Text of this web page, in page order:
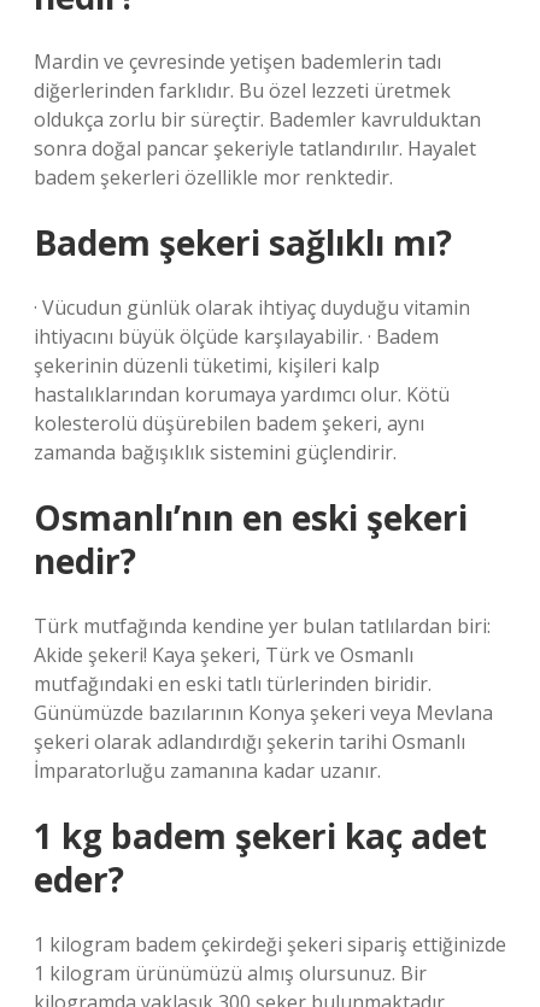
Mardin ve çevresinde yetişen bademlerin tadı
diğerlerinden farklıdır. Bu özel lezzeti üretmek
oldukça zorlu bir süreçtir. Bademler kavrulduktan
sonra doğal pancar şekeriyle tatlandırılır. Hayalet
badem şekerleri özellikle mor renktedir.
Badem şekeri sağlıklı mı?
· Vücudun günlük olarak ihtiyaç duyduğu vitamin
ihtiyacını büyük ölçüde karşılayabilir. · Badem
şekerinin düzenli tüketimi, kişileri kalp
hastalıklarından korumaya yardımcı olur. Kötü
kolesterolü düşürebilen badem şekeri, aynı
zamanda bağışıklık sistemini güçlendirir.
Osmanlı’nın en eski şekeri
nedir?
Türk mutfağında kendine yer bulan tatlılardan biri:
Akide şekeri! Kaya şekeri, Türk ve Osmanlı
mutfağındaki en eski tatlı türlerinden biridir.
Günümüzde bazılarının Konya şekeri veya Mevlana
şekeri olarak adlandırdığı şekerin tarihi Osmanlı
İmparatorluğu zamanına kadar uzanır.
1 kg badem şekeri kaç adet
eder?
1 kilogram badem çekirdeği şekeri sipariş ettiğinizde
1 kilogram ürünümüzü almış olursunuz. Bir